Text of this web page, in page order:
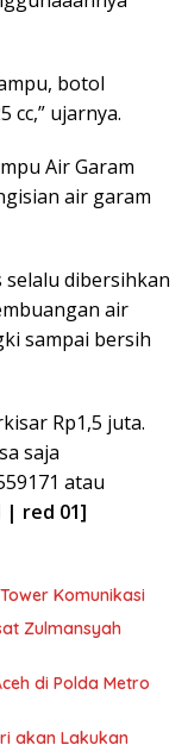
botol
cc,” ujarnya.
Air Garam
air garam
selalu dibersihkan
air
sampai bersih
Rp1,5 juta.
saja
atau
| red 01]
Komunikasi
Zulmansyah
di Polda Metro
akan Lakukan